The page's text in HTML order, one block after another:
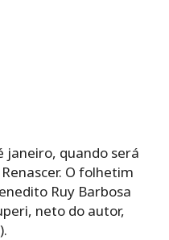
janeiro, quando será
O folhetim
Ruy Barbosa
neto do autor,